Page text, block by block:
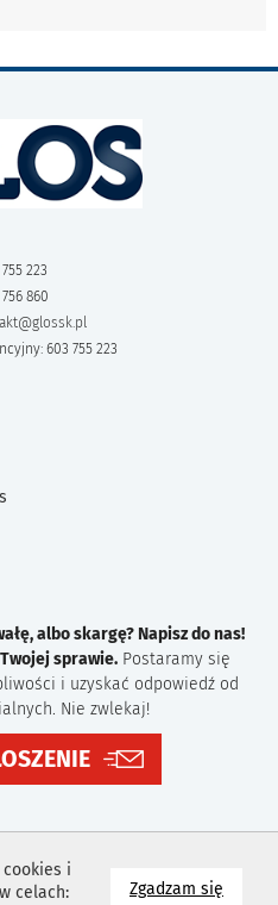
Zgadzam się
i
celach:
223
860
603 755 223
albo skargę? Napisz do nas!
sprawie. Postaramy się
i uzyskać odpowiedź od
Nie zwlekaj!